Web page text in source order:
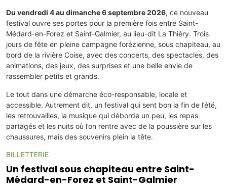
Du vendredi 4 au dimanche 6 septembre 2026, ce nouveau
festival ouvre ses portes pour la première fois entre Saint-
Médard-en-Forez et Saint-Galmier, au lieu-dit La Thiéry. Trois
jours de fête en pleine campagne forézienne, sous chapiteau, au
bord de la rivière Coise, avec des concerts, des spectacles, des
animations, des jeux, des surprises et une belle envie de
rassembler petits et grands.
Le tout dans une démarche éco-responsable, locale et
accessible. Autrement dit, un festival qui sent bon la fin de l’été,
les retrouvailles, la musique qui déborde un peu, les repas
partagés et les nuits où l’on rentre avec de la poussière sur les
chaussures, mais des souvenirs plein la tête.
BILLETTERIE
Un festival sous chapiteau entre Saint-
Médard-en-Forez et Saint-Galmier